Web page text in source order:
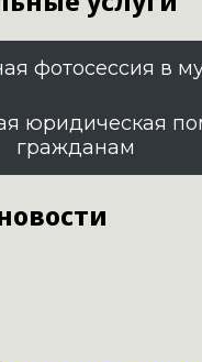
фотосессия в
юридическая
гражданам